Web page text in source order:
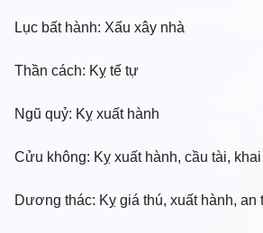
Lục bất hành: Xấu xây nhà
Thần cách: Kỵ tế tự
Ngũ quỷ: Kỵ xuất hành
Cửu không: Kỵ xuất hành, cầu tài,
Dương thác: Kỵ giá thú, xuất hành, an